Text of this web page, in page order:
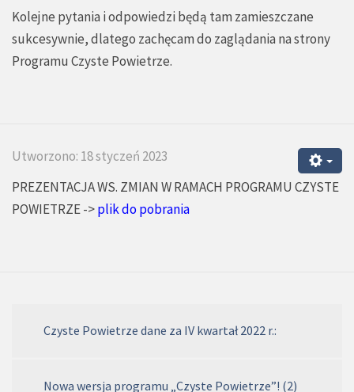
Kolejne pytania i odpowiedzi będą tam zamieszczane
sukcesywnie, dlatego zachęcam do zaglądania na strony
Programu Czyste Powietrze.
Utworzono: 18 styczeń 2023
PREZENTACJA WS. ZMIAN W RAMACH PROGRAMU CZYSTE
POWIETRZE ->plik do pobrania
Czyste Powietrze dane za IV kwartał 2022 r.:
Nowa wersja programu „Czyste Powietrze”! (2)